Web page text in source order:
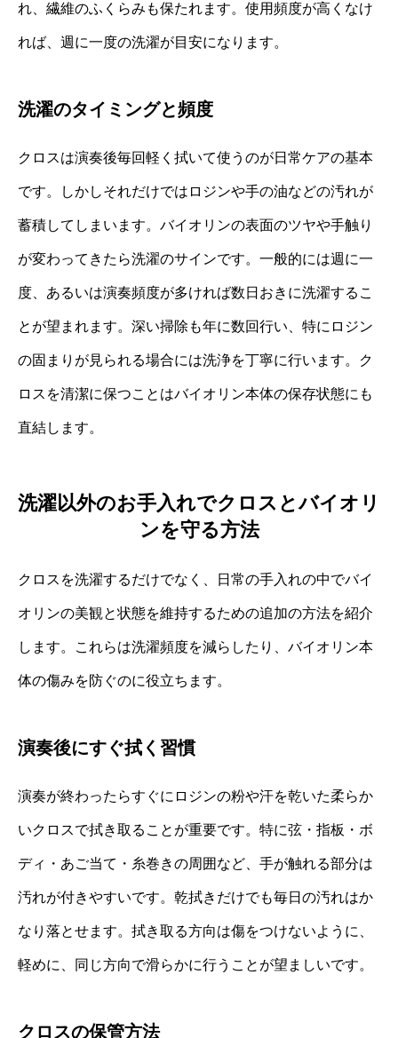
れ、繊維のふくらみも保たれます。使用頻度が高くなけ
れば、週に一度の洗濯が目安になります。
洗濯のタイミングと頻度
クロスは演奏後毎回軽く拭いて使うのが日常ケアの基本
です。しかしそれだけではロジンや手の油などの汚れが
蓄積してしまいます。バイオリンの表面のツヤや手触り
が変わってきたら洗濯のサインです。一般的には週に一
度、あるいは演奏頻度が多ければ数日おきに洗濯するこ
とが望まれます。深い掃除も年に数回行い、特にロジン
の固まりが見られる場合には洗浄を丁寧に行います。ク
ロスを清潔に保つことはバイオリン本体の保存状態にも
直結します。
洗濯以外のお手入れでクロスとバイオリ
ンを守る方法
クロスを洗濯するだけでなく、日常の手入れの中でバイ
オリンの美観と状態を維持するための追加の方法を紹介
します。これらは洗濯頻度を減らしたり、バイオリン本
体の傷みを防ぐのに役立ちます。
演奏後にすぐ拭く習慣
演奏が終わったらすぐにロジンの粉や汗を乾いた柔らか
いクロスで拭き取ることが重要です。特に弦・指板・ボ
ディ・あご当て・糸巻きの周囲など、手が触れる部分は
汚れが付きやすいです。乾拭きだけでも毎日の汚れはか
なり落とせます。拭き取る方向は傷をつけないように、
軽めに、同じ方向で滑らかに行うことが望ましいです。
クロスの保管方法